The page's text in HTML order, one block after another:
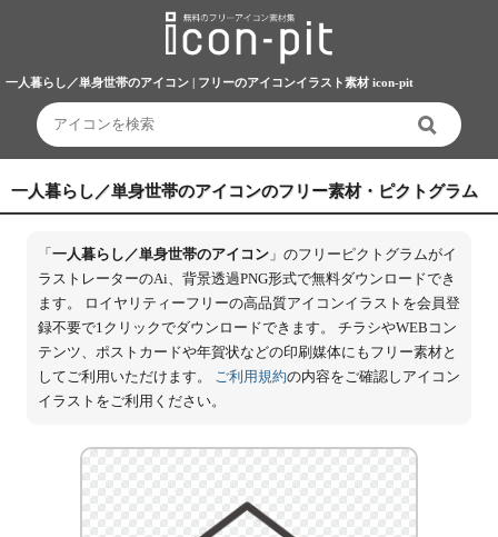
一人暮らし／単身世帯のアイコン | フリーのアイコンイラスト素材 icon-pit
一人暮らし／単身世帯のアイコンのフリー素材・ピクトグラム
「 一人暮らし／単身世帯のアイコン」のフリーピクトグラムがイ
ラストレーターのAi、背景透過PNG形式で無料ダウンロードでき
ます。 ロイヤリティーフリーの高品質アイコンイラストを会員登
録不要で1クリックでダウンロードできます。 チラシやWEBコン
テンツ、ポストカードや年賀状などの印刷媒体にもフリー素材と
してご利用いただけます。 ご利用規約の内容をご確認しアイコン
イラストをご利用ください。